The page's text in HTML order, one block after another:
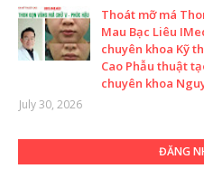
Thoát mỡ má
Mau Bạc Liêu
chuyên khoa Kỹ
Cao Phẫu thuật
chuyên khoa
July 30, 2026
ĐĂNG